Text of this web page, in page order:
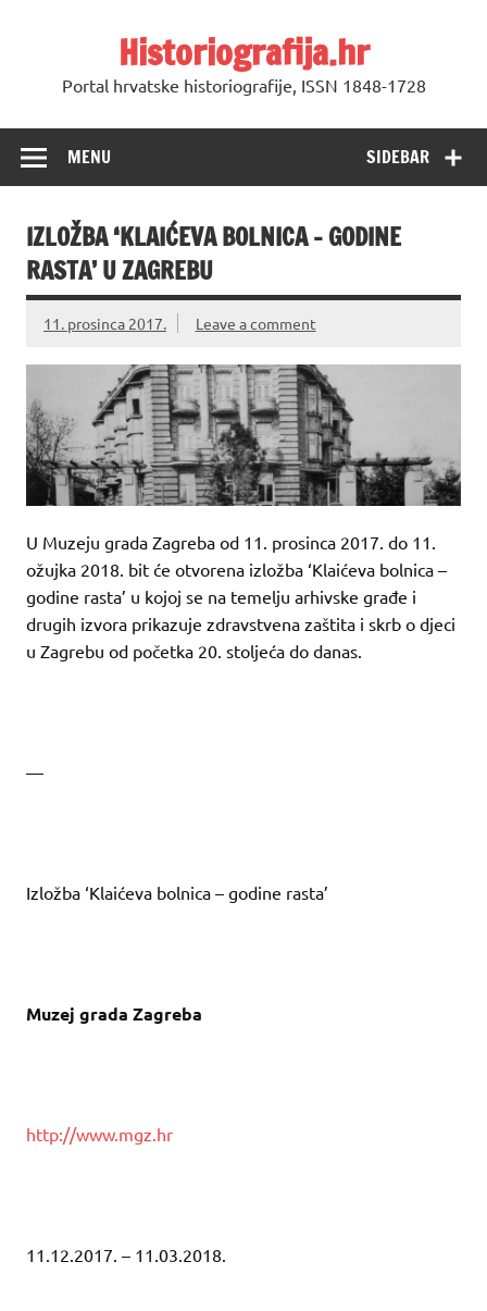
Historiografija.hr
Portal hrvatske historiografije, ISSN 1848-1728
SIDEBAR
MENU
IZLOŽBA ‘KLAIĆEVA BOLNICA – GODINE
RASTA’ U ZAGREBU
11. prosinca 2017. Leave a comment
U Muzeju grada Zagreba od 11. prosinca 2017. do 11.
ožujka 2018. bit će otvorena izložba ‘Klaićeva bolnica –
godine rasta’ u kojoj se na temelju arhivske građe i
drugih izvora prikazuje zdravstvena zaštita i skrb o djeci
u Zagrebu od početka 20. stoljeća do danas.
—
Izložba ‘Klaićeva bolnica – godine rasta’
Muzej grada Zagreba
http://www.mgz.hr
11.12.2017. – 11.03.2018.